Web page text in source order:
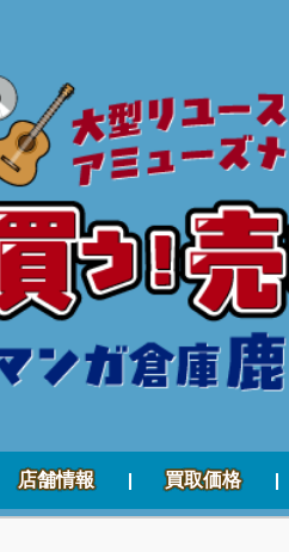
店舗情報 買取価格